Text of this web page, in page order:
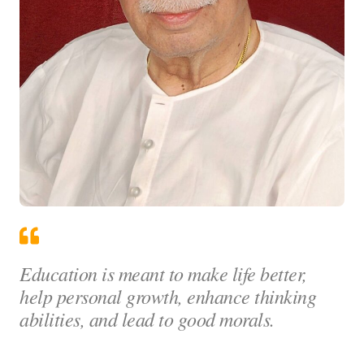
Education is meant to make life better,
help personal growth, enhance thinking
abilities, and lead to good morals.